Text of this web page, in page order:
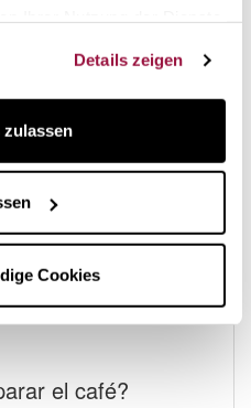
Details zeigen
Cookies
el café?